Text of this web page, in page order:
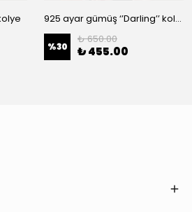
925 ayar gümüş ‘’Darling’’ kolye
%30
₺ 650.00
₺ 455.00